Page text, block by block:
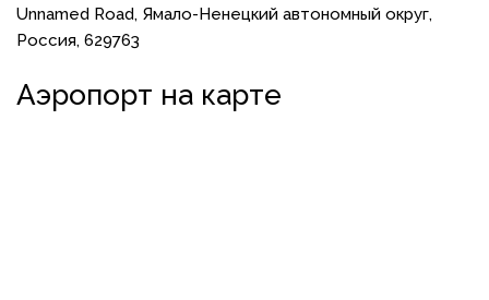
Unnamed Road, Ямало-Ненецкий автономный округ,
Россия, 629763
Аэропорт на карте